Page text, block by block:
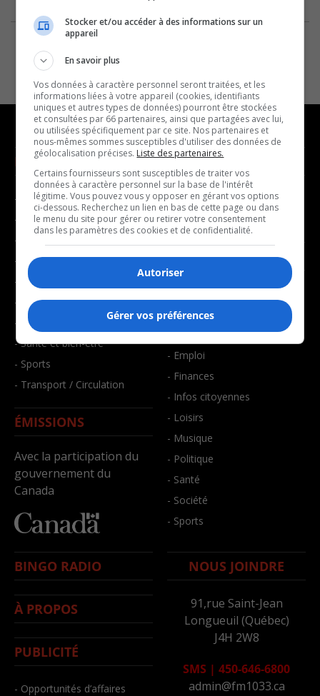
NOUVELLES
- Affaires municipales
- Communauté / Social
- Culture
- Économie
- Éducation
- Environnement
- Faits divers
- Santé et bien-être
- Sports
- Transport / Circulation
ÉMISSIONS
Avec la participation du
gouvernement du
Canada
MUSIQUE
- Décompte franco
- Joué récemment
BALADOS
- Art de vivre
- Bien-être
- Emploi
- Finances
- Infos citoyennes
- Loisirs
- Musique
- Politique
- Santé
- Société
- Sports
BINGO RADIO
À PROPOS
PUBLICITÉ
- Opportunités d’affaires
NOUS JOINDRE
91,rue Saint-Jean
Longueuil (Québec)
J4H 2W8
SMS | 450-646-6800
admin@fm1033.ca
Stocker et/ou accéder à des informations sur un
appareil
En savoir plus
Vos données à caractère personnel seront traitées, et les
informations liées à votre appareil (cookies, identifiants
uniques et autres types de données) pourront être stockées
et consultées par 66 partenaires, ainsi que partagées avec lui,
ou utilisées spécifiquement par ce site. Nos partenaires et
nous-mêmes sommes susceptibles d'utiliser des données de
géolocalisation précises. Liste des partenaires.
Certains fournisseurs sont susceptibles de traiter vos
données à caractère personnel sur la base de l'intérêt
légitime. Vous pouvez vous y opposer en gérant vos options
ci-dessous. Recherchez un lien en bas de cette page ou dans
le menu du site pour gérer ou retirer votre consentement
dans les paramètres des cookies et de confidentialité.
Autoriser
Gérer vos préférences